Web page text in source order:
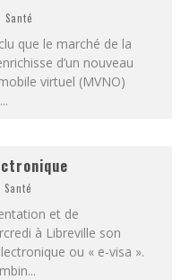
Santé
que le marché de la
d’un nouveau
virtuel (MVNO)
...
Santé
et de
à Libreville son
ou « e-visa ».
...